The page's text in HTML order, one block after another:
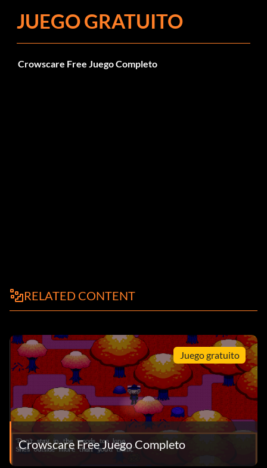
JUEGO GRATUITO
Crowscare Free Juego Completo
RELATED CONTENT
Juego gratuito
Crowscare Free Juego Completo